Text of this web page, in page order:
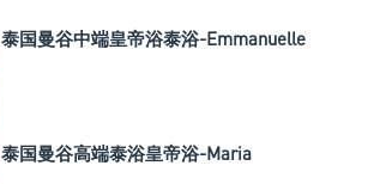
泰国曼谷中端皇帝浴泰浴-Emmanuelle
泰国曼谷高端泰浴皇帝浴-Maria